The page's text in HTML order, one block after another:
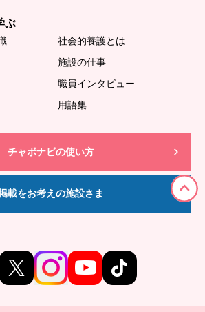
ぶ
社会的養護とは
施設の仕事
職員インタビュー
用語集
チャボナビの使い方
載をお考えの施設さま